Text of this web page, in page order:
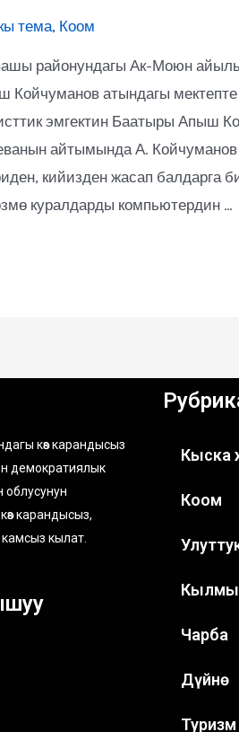
тема, Коом
районундагы Ак-Моюн
Койчуманов атындагы
эмгектин Баатыры Апыш
айтымында А.
кийизден жасап балдарга
куралдарды компьютердин …
көз карандысыз
демократиялык
облусунун
карандысыз,
кылат.
Кыска
Коом
Чарба
Дүйнө
Туризм